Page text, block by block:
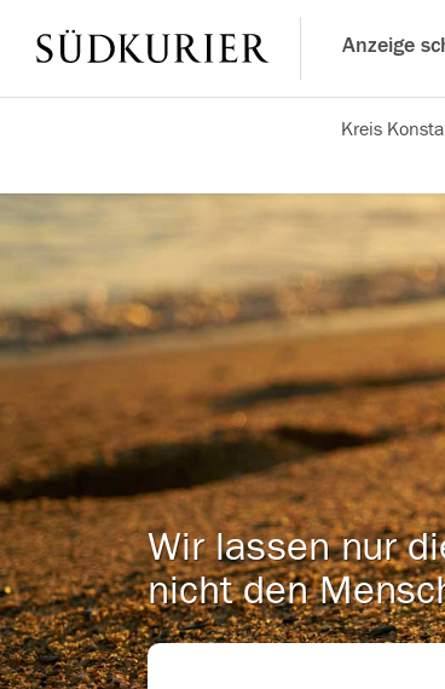
Anzeige
Kreis
Wir lassen nur
nicht den